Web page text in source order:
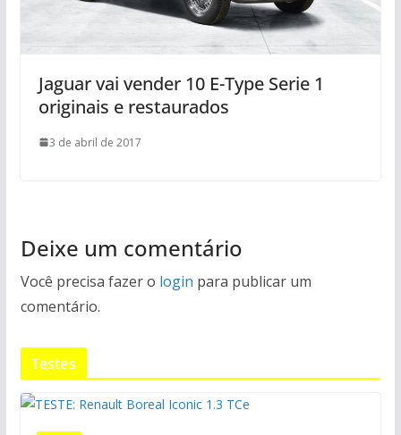
Jaguar vai vender 10 E-Type Serie 1
originais e restaurados
3 de abril de 2017
Deixe um comentário
Você precisa fazer o login para publicar um
comentário.
Testes